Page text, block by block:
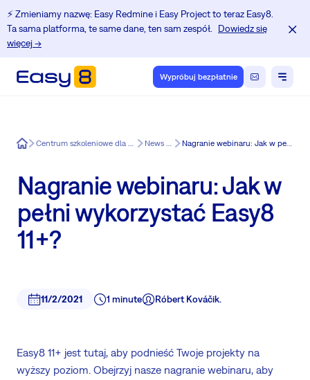
⚡️ Zmieniamy nazwę: Easy Redmine i Easy Project to teraz Easy8.
Ta sama platforma, te same dane, ten sam zespół.
Dowiedz się
więcej →
Wypróbuj bezpłatnie
Easy8 Centrum szkoleniowe dla użytkowników Redmine. News in Easy8 Nagranie webinaru: Jak w pełni wykorzystać Easy8 11+?
Nagranie webinaru: Jak w
pełni wykorzystać Easy8
11+?
11/2/2021 1 minute Róbert Kováčik.
Easy8 11+ jest tutaj, aby podnieść Twoje projekty na
wyższy poziom. Obejrzyj nasze nagranie webinaru, aby